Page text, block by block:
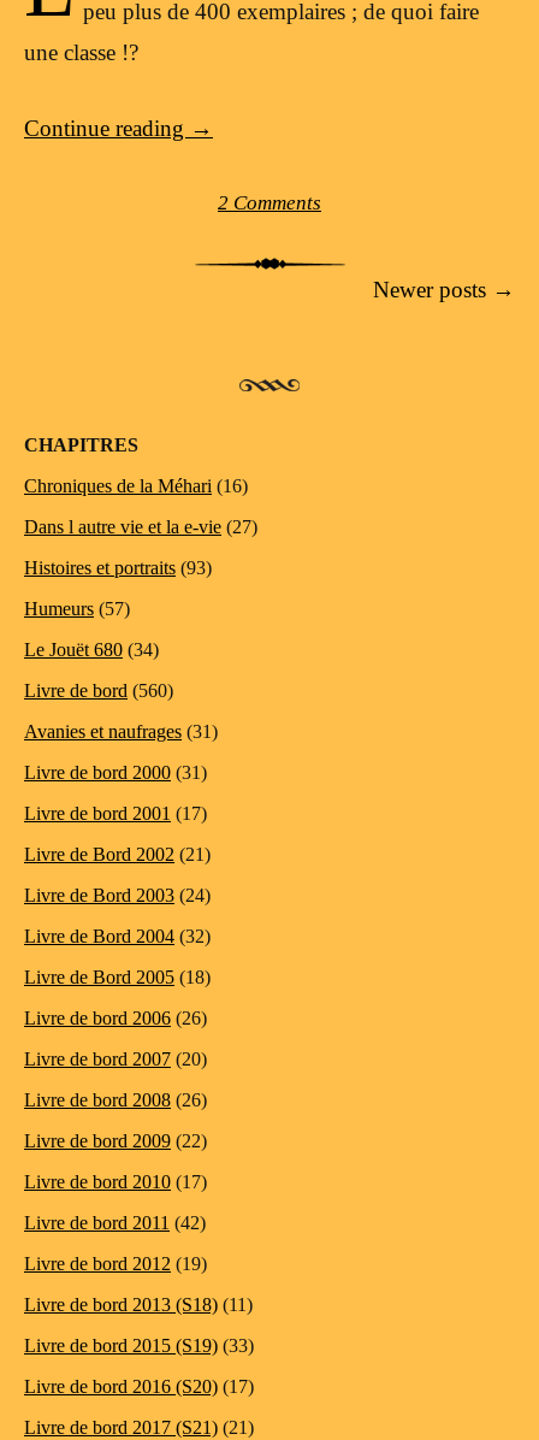
peu plus de 400 exemplaires ; de quoi faire
une classe !?
Continue reading →
2 Comments
Newer posts →
CHAPITRES
Chroniques de la Méhari (16)
Dans l autre vie et la e-vie (27)
Histoires et portraits (93)
Humeurs (57)
Le Jouët 680 (34)
Livre de bord (560)
Avanies et naufrages (31)
Livre de bord 2000 (31)
Livre de bord 2001 (17)
Livre de Bord 2002 (21)
Livre de Bord 2003 (24)
Livre de Bord 2004 (32)
Livre de Bord 2005 (18)
Livre de bord 2006 (26)
Livre de bord 2007 (20)
Livre de bord 2008 (26)
Livre de bord 2009 (22)
Livre de bord 2010 (17)
Livre de bord 2011 (42)
Livre de bord 2012 (19)
Livre de bord 2013 (S18) (11)
Livre de bord 2015 (S19) (33)
Livre de bord 2016 (S20) (17)
Livre de bord 2017 (S21) (21)